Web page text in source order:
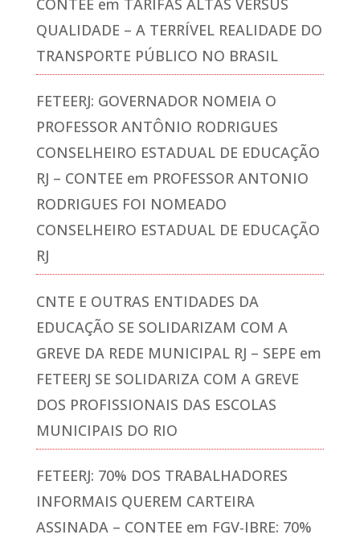
CONTEE em TARIFAS ALTAS VERSUS
QUALIDADE – A TERRÍVEL REALIDADE DO
TRANSPORTE PÚBLICO NO BRASIL
FETEERJ: GOVERNADOR NOMEIA O
PROFESSOR ANTÔNIO RODRIGUES
CONSELHEIRO ESTADUAL DE EDUCAÇÃO
RJ – CONTEE em PROFESSOR ANTONIO
RODRIGUES FOI NOMEADO
CONSELHEIRO ESTADUAL DE EDUCAÇÃO
RJ
CNTE E OUTRAS ENTIDADES DA
EDUCAÇÃO SE SOLIDARIZAM COM A
GREVE DA REDE MUNICIPAL RJ – SEPE em
FETEERJ SE SOLIDARIZA COM A GREVE
DOS PROFISSIONAIS DAS ESCOLAS
MUNICIPAIS DO RIO
FETEERJ: 70% DOS TRABALHADORES
INFORMAIS QUEREM CARTEIRA
ASSINADA – CONTEE em FGV-IBRE: 70%